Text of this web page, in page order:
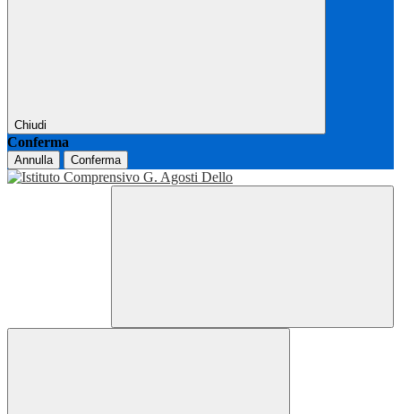
Chiudi
Conferma
Annulla Conferma